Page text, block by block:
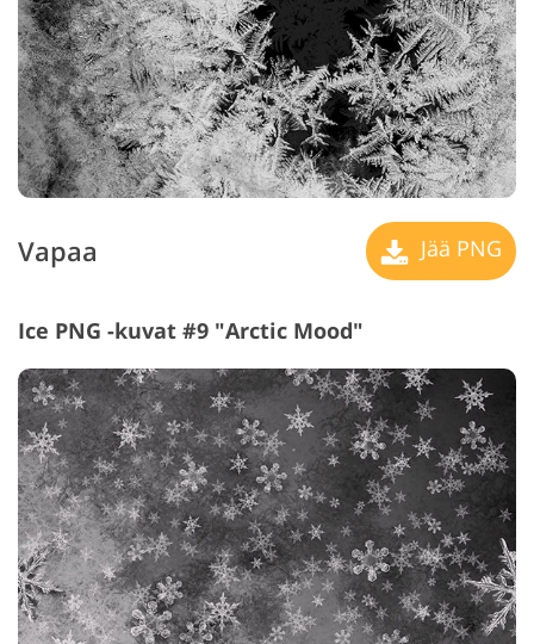
Vapaa Jää PNG
Ice PNG -kuvat #9 "Arctic Mood"